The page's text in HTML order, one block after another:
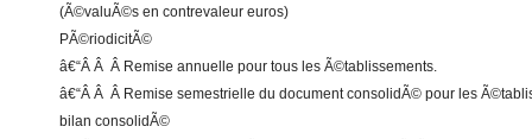
(Ã©valuÃ©s en contrevaleur euros)
PÃ©riodicitÃ©
â€“Â Â Â Remise annuelle pour tous les Ã©tablissements.
â€“Â Â Â Remise semestrielle du document consolidÃ© pour les
bilan consolidÃ©